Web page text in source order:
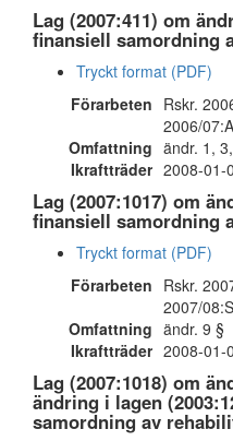
Lag (2007:411) om
finansiell samordning
Tryckt format (PDF)
Förarbeten Rskr.
2006/
Omfattning ändr. 1,
Ikraftträder 2008-01-
Lag (2007:1017) om
finansiell samordning
Tryckt format (PDF)
Förarbeten Rskr.
2007/
Omfattning ändr. 9 §
Ikraftträder 2008-01-
Lag (2007:1018) om
ändring i lagen
samordning av